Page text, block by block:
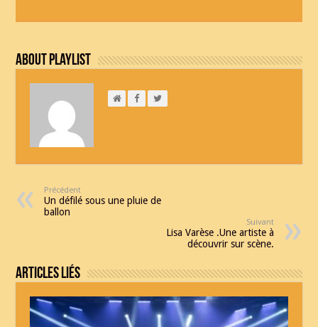
About Playlist
Précédent
Un défilé sous une pluie de
ballon
Suivant
Lisa Varèse .Une artiste à
découvrir sur scène.
Articles Liés